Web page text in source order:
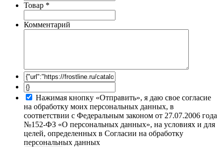
Товар *
Комментарий
Нажимая кнопку «Отправить», я даю свое согласие
на обработку моих персональных данных, в
соответствии с Федеральным законом от 27.07.2006 года
№152-ФЗ «О персональных данных», на условиях и для
целей, определенных в Согласии на обработку
персональных данных